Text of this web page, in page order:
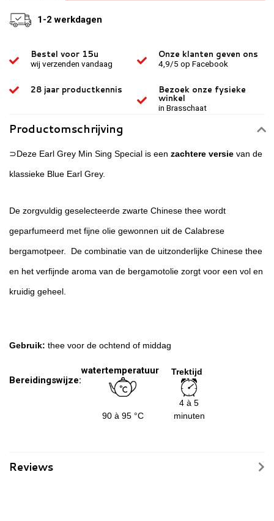
1-2 werkdagen
Bestel voor 15u
wij verzenden vandaag
Onze klanten geven ons
4,9/5 op Facebook
28 jaar productkennis Bezoek onze fysieke
winkel
in Brasschaat
Productomschrijving
⊃Deze Earl Grey Min Sing Special is een zachtere versie van de
klassieke Blue Earl Grey.
De zorgvuldig geselecteerde zwarte Chinese thee wordt
geparfumeerd met fijne olie gewonnen uit de Calabrese
bergamotpeer. De combinatie van de uitzonderlijke Chinese thee
en het verfijnde aroma van de bergamotolie zorgt voor een vol en
kruidig geheel.
Gebruik: thee voor de ochtend of middag
Bereidingswijze:
watertemperatuur Trektijd
90 à 95 °C
4 à 5
minuten
Reviews